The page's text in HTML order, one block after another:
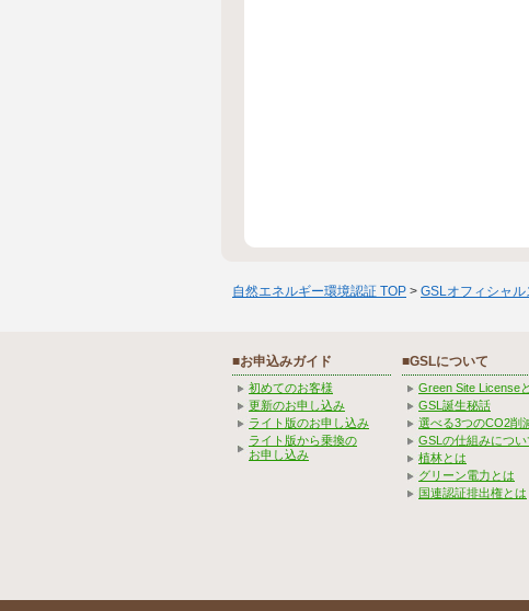
自然エネルギー環境認証 TOP > GSLオフィシャル
■お申込みガイド
初めてのお客様
更新のお申し込み
ライト版のお申し込み
ライト版から乗換の
お申し込み
■GSLについて
Green Site License
GSL誕生秘話
選べる3つのCO2削
GSLの仕組みについ
植林とは
グリーン電力とは
国連認証排出権とは